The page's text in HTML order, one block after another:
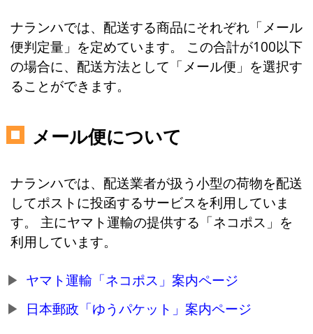
ナランハでは、配送する商品にそれぞれ「メール
便判定量」を定めています。 この合計が100以下
の場合に、配送方法として「メール便」を選択す
ることができます。
メール便について
ナランハでは、配送業者が扱う小型の荷物を配送
してポストに投函するサービスを利用していま
す。 主にヤマト運輸の提供する「ネコポス」を
利用しています。
ヤマト運輸「ネコポス」案内ページ
日本郵政「ゆうパケット」案内ページ